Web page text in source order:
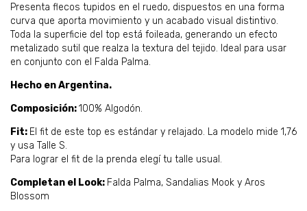
Presenta flecos tupidos en el ruedo, dispuestos en una forma
curva que aporta movimiento y un acabado visual distintivo.
Toda la superficie del top está foileada, generando un efecto
metalizado sutil que realza la textura del tejido. Ideal para usar
en conjunto con el Falda Palma.
Hecho en Argentina.
Composición:100% Algodón.
Fit: El fit de este top es estándar y relajado. La modelo mide 1,76
y usa Talle S.
Para lograr el fit de la prenda elegí tu talle usual.
Completan el Look: Falda Palma, Sandalias Mook y Aros
Blossom